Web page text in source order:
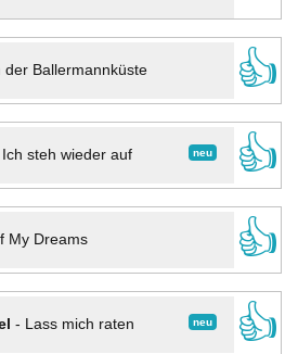
der Ballermannküste
👍
neu
Ich steh wieder auf
👍
My Dreams
👍
neu
- Lass mich raten
👍